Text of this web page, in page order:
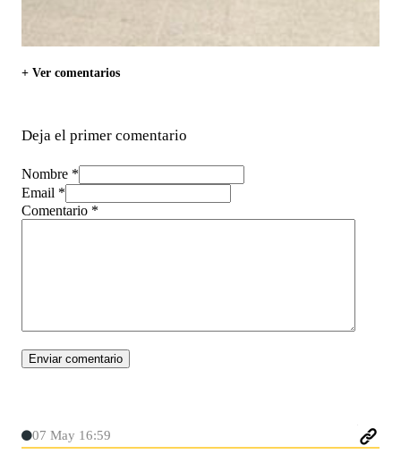
+ Ver comentarios
Deja el primer comentario
Nombre *
Email *
Comentario *
07 May 16:59